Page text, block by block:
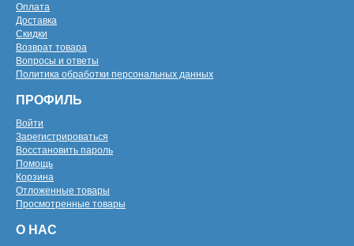
Оплата
Доставка
Скидки
Возврат товара
Вопросы и ответы
Политика обработки персональных данных
ПРОФИЛЬ
Войти
Зарегистрироваться
Восстановить пароль
Помощь
Корзина
Отложенные товары
Просмотренные товары
О НАС